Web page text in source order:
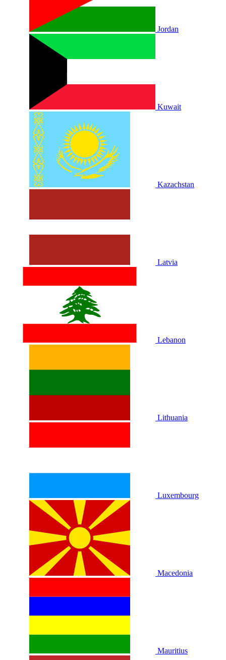
Jordan
Kuwait
Kazachstan
Latvia
Lebanon
Lithuania
Luxembourg
Macedonia
Mauritius